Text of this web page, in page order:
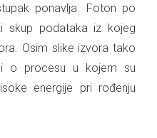
ponavlja. Foton po
skup podataka iz kojeg
Osim slike izvora tako
o procesu u kojem su
energije pri rođenju